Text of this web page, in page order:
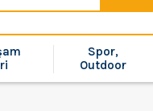
Spor,
Outdoor